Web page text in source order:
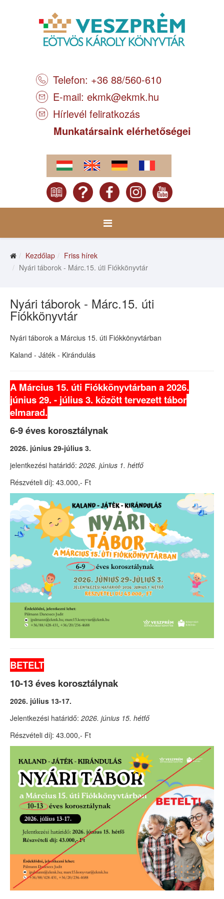
Telefon: +36 88/560-610
E-mail: ekmk@ekmk.hu
Hírlevél feliratkozás
Munkatársaink elérhetőségei
Kezdőlap
Friss hírek
Nyári táborok - Márc.15. úti Fiókkönyvtár
Nyári táborok - Márc.15. úti
Fiókkönyvtár
Nyári táborok a Március 15. úti Fiókkönyvtárban
Kaland - Játék - Kirándulás
A Március 15. úti Fiókkönyvtárban a 2026.
június 29. - július 3. között tervezett tábor
elmarad.
6-9éves korosztálynak
2026. június 29-július 3.
jelentkezési határidő: 2026. június 1. hétfő
Részvételi díj: 43.000,- Ft
BETELT
10-13éves korosztálynak
2026. július 13-17.
Jelentkezési határidő: 2026. június 15. hétfő
Részvételi díj: 43.000,- Ft